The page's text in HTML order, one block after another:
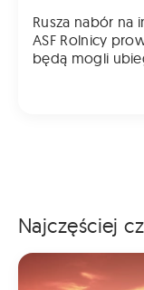
Rusza nabór na
ASF Rolnicy prowadzący chów i hodowlę świń
będą mogli
gospodarstwa.
Najczęściej